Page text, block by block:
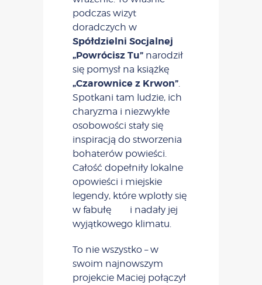
podczas wizyt
doradczych w
Spółdzielni Socjalnej
„Powrócisz Tu” narodził
się pomysł na książkę
„Czarownice z Krwon”.
Spotkani tam ludzie, ich
charyzma i niezwykłe
osobowości stały się
inspiracją do stworzenia
bohaterów powieści.
Całość dopełniły lokalne
opowieści i miejskie
legendy, które wplotły się
w fabułę i nadały jej
wyjątkowego klimatu.
To nie wszystko – w
swoim najnowszym
projekcie Maciej połączył